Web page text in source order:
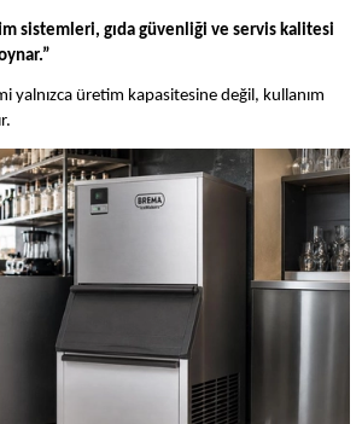
sistemleri, gıda güvenliği ve servis kalitesi
yalnızca üretim kapasitesine değil, kullanım